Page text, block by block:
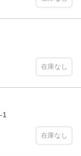
在庫なし
在庫なし